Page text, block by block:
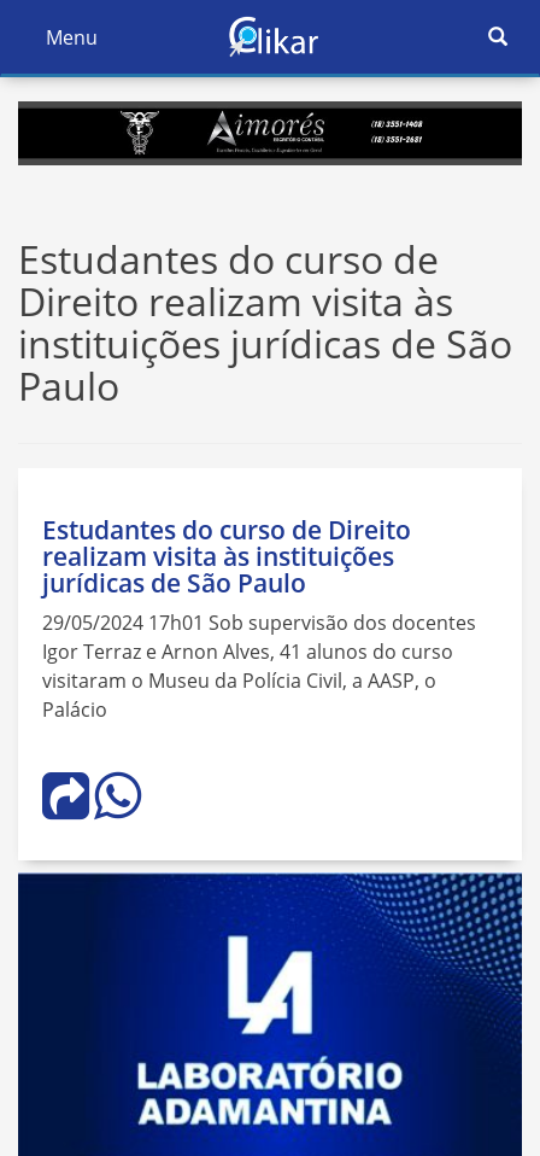
Ativar
Navegação
Menu
Ativar
Estudantes do curso de
Direito realizam visita às
instituições jurídicas de São
Paulo
Estudantes do curso de Direito
realizam visita às instituições
jurídicas de São Paulo
29/05/2024 17h01 Sob supervisão dos docentes
Igor Terraz e Arnon Alves, 41 alunos do curso
visitaram o Museu da Polícia Civil, a AASP, o
Palácio